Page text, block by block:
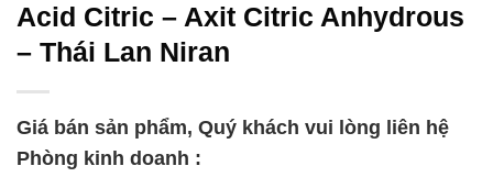
Acid Citric – Axit Citric Anhydrous
– Thái Lan Niran
Giá bán sản phẩm, Quý khách vui lòng liên hệ
Phòng kinh doanh :